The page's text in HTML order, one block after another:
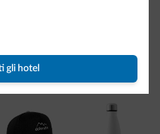
gli hotel
la nuova collezione firmata